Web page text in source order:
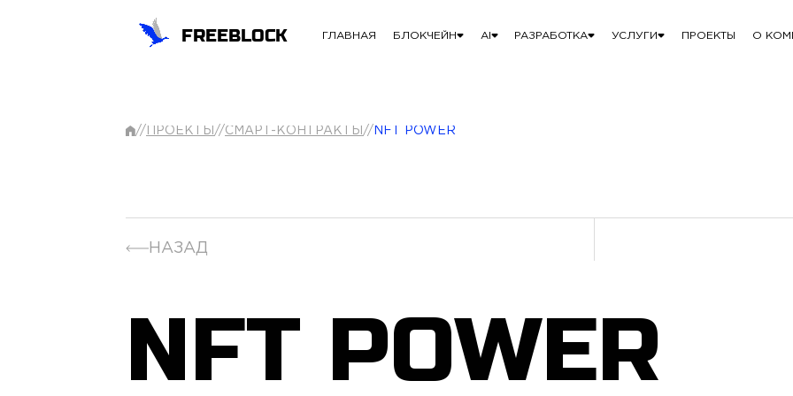
FREEBLOCK ГЛАВНАЯ БЛОКЧЕЙН AI РАЗРАБОТКА УСЛУГИ ПРОЕКТЫ О
// ПРОЕКТЫ //СМАРТ-КОНТРАКТЫ // NFT POWER
НАЗАД
NFT POWER